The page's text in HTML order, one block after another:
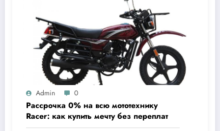
Admin 0
Рассрочка 0% на всю мототехнику
Racer: как купить мечту без переплат